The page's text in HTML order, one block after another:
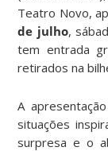
Teatro Novo,
de julho,
tem entrada
retirados na
A
situações
surpresa e o